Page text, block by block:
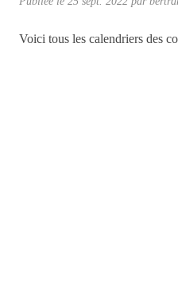
Voici tous les calendriers des